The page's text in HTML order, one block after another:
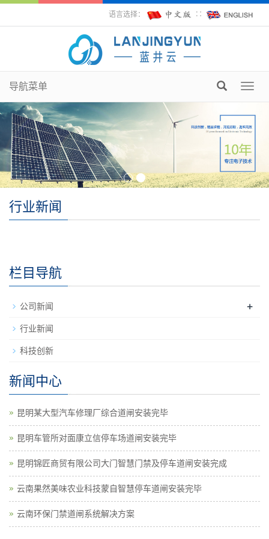
语言选择： ∷
导航菜单
行业新闻
栏目导航
公司新闻 +
行业新闻
科技创新
新闻中心
昆明某大型汽车修理厂综合道闸安装完毕
昆明车管所对面康立信停车场道闸安装完毕
昆明锦匠商贸有限公司大门智慧门禁及停车道闸安装完成
云南果然美味农业科技蒙自智慧停车道闸安装完毕
云南环保门禁道闸系统解决方案